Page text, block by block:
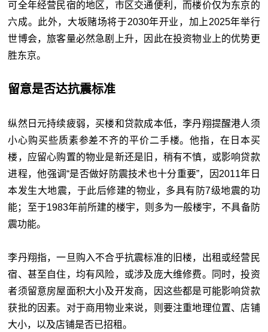
可全年经营民宿的地区，市区交通便利，而楼价仅为东京的
六成。此外，大坂赌场将于2030年开业，加上2025年举行
世博会，旅客量必然急剧上升，因此在投资物业上的优势更
胜东京。
留意是否达抗震标准
纵然日元持续疲弱，买楼和贷款成本低，李丹翔提醒港人须
小心购买些质素参差不齐的平价二手楼。他指，在日本买
楼，应留心购置的物业是新还是旧，稍有不慎，或影响贷款
进程，他强调“是否做好防震技术也十分重要”，因2011年日
本发生大地震，于此后修建的物业，多具有防7级地震的功
能；至于1983年前所建的楼宇，则多为一般楼宇，不具备防
震功能。
李丹翔指，一旦购入不合乎抗震标准的旧楼，出租或经营民
宿、甚至自住，均有风险，或涉及庞大维修费。同时，投资
者须留意房屋面积大小及开发商，因这些都是可能影响贷款
获批的因素。对于商用物业来说，则要注重地理位置、店铺
大小，以及店铺是否已招租。